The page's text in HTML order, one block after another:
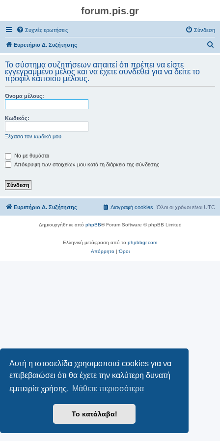
Αυτή η ιστοσελίδα χρησιμοποιεί cookies για να
επιβεβαιώσει ότι θα έχετε την καλύτερη δυνατή
εμπειρία χρήσης. Μάθετε περισσότερα
Το κατάλαβα!
forum.pis.gr
Συχνές ερωτήσεις Σύνδεση
Ευρετήριο Δ. Συζήτησης
Το σύστημα συζητήσεων απαιτεί ότι πρέπει να είστε
εγγεγραμμένο μέλος και να έχετε συνδεθεί για να δείτε το
προφίλ κάποιου μέλους.
Όνομα μέλους:
Κωδικός:
Ξέχασα τον κωδικό μου
Να με θυμάσαι
Απόκρυψη των στοιχείων μου κατά τη διάρκεια της σύνδεσης
Ευρετήριο Δ. Συζήτησης Όλοι οι χρόνοι είναι UTC
Διαγραφή cookies
Δημιουργήθηκε από phpBB® Forum Software © phpBB Limited
Ελληνική μετάφραση από το phpbbgr.com
Απόρρητο|Όροι